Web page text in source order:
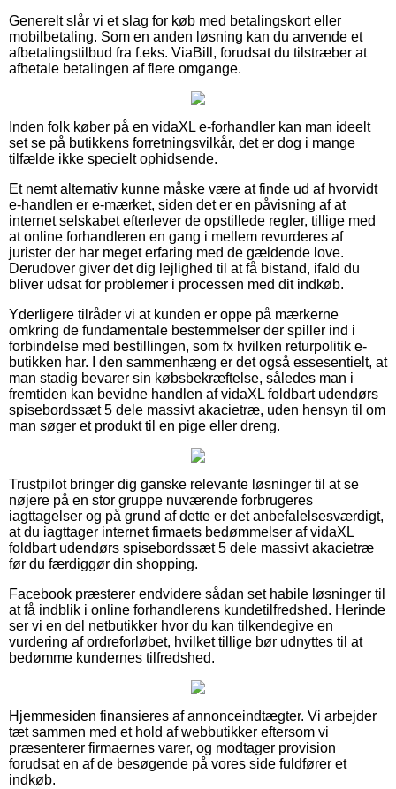
Generelt slår vi et slag for køb med betalingskort eller
mobilbetaling. Som en anden løsning kan du anvende et
afbetalingstilbud fra f.eks. ViaBill, forudsat du tilstræber at
afbetale betalingen af flere omgange.
Inden folk køber på en vidaXL e-forhandler kan man ideelt
set se på butikkens forretningsvilkår, det er dog i mange
tilfælde ikke specielt ophidsende.
Et nemt alternativ kunne måske være at finde ud af hvorvidt
e-handlen er e-mærket, siden det er en påvisning af at
internet selskabet efterlever de opstillede regler, tillige med
at online forhandleren en gang i mellem revurderes af
jurister der har meget erfaring med de gældende love.
Derudover giver det dig lejlighed til at få bistand, ifald du
bliver udsat for problemer i processen med dit indkøb.
Yderligere tilråder vi at kunden er oppe på mærkerne
omkring de fundamentale bestemmelser der spiller ind i
forbindelse med bestillingen, som fx hvilken returpolitik e-
butikken har. I den sammenhæng er det også essesentielt, at
man stadig bevarer sin købsbekræftelse, således man i
fremtiden kan bevidne handlen af vidaXL foldbart udendørs
spisebordssæt 5 dele massivt akacietræ, uden hensyn til om
man søger et produkt til en pige eller dreng.
Trustpilot bringer dig ganske relevante løsninger til at se
nøjere på en stor gruppe nuværende forbrugeres
iagttagelser og på grund af dette er det anbefalelsesværdigt,
at du iagttager internet firmaets bedømmelser af vidaXL
foldbart udendørs spisebordssæt 5 dele massivt akacietræ
før du færdiggør din shopping.
Facebook præsterer endvidere sådan set habile løsninger til
at få indblik i online forhandlerens kundetilfredshed. Herinde
ser vi en del netbutikker hvor du kan tilkendegive en
vurdering af ordreforløbet, hvilket tillige bør udnyttes til at
bedømme kundernes tilfredshed.
Hjemmesiden finansieres af annonceindtægter. Vi arbejder
tæt sammen med et hold af webbutikker eftersom vi
præsenterer firmaernes varer, og modtager provision
forudsat en af de besøgende på vores side fuldfører et
indkøb.